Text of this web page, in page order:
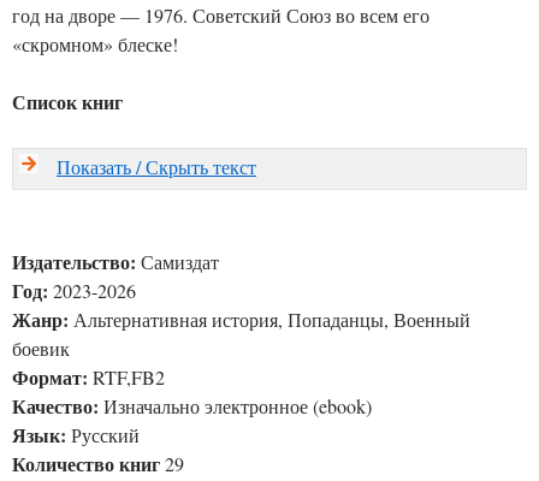
год на дворе — 1976. Советский Союз во всем его
«скромном» блеске!
Список книг
Показать / Скрыть текст
Издательство: Самиздат
Год: 2023-2026
Жанр: Альтернативная история, Попаданцы, Военный
боевик
Формат: RTF,FB2
Качество: Изначально электронное (ebook)
Язык: Русский
Количество книг29